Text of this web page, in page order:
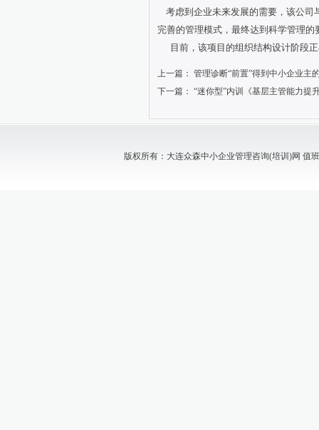
考虑到企业未来发展的需要，该公司
完善的管理模式，最终达到科学管理的
目前，该项目的组织结构设计阶段
上一篇： 管理诊断“前置”得到中小企业主
下一篇： “迷你型”内训《基层主管能力提
版权所有：大连众森中小企业管理咨询(培训)网 值